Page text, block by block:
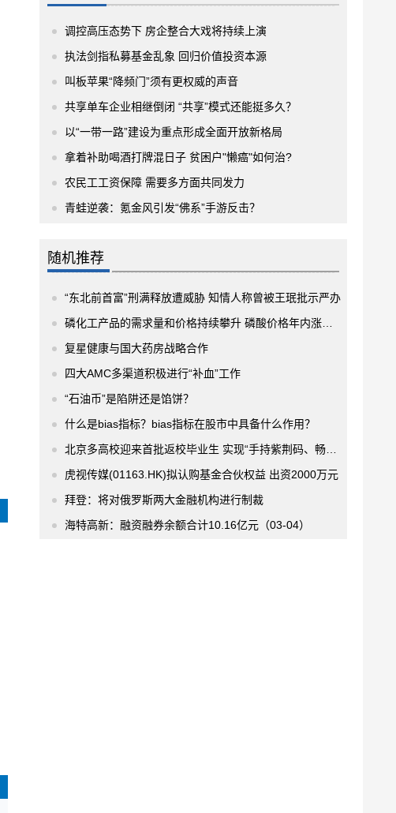
调控高压态势下 房企整合大戏将持续上演
执法剑指私募基金乱象 回归价值投资本源
叫板苹果“降频门”须有更权威的声音
共享单车企业相继倒闭 “共享”模式还能挺多久？
以“一带一路”建设为重点形成全面开放新格局
拿着补助喝酒打牌混日子 贫困户"懒癌"如何治?
农民工工资保障 需要多方面共同发力
青蛙逆袭：氪金风引发“佛系”手游反击？
随机推荐
“东北前首富”刑满释放遭威胁 知情人称曾被王珉批示严办
磷化工产品的需求量和价格持续攀升 磷酸价格年内涨幅达280%
复星健康与国大药房战略合作
四大AMC多渠道积极进行“补血”工作
“石油币”是陷阱还是馅饼？
什么是bias指标？bias指标在股市中具备什么作用？
北京多高校迎来首批返校毕业生 实现“手持紫荆码、畅行清华园”
虎视传媒(01163.HK)拟认购基金合伙权益 出资2000万元
拜登：将对俄罗斯两大金融机构进行制裁
海特高新：融资融券余额合计10.16亿元（03-04）